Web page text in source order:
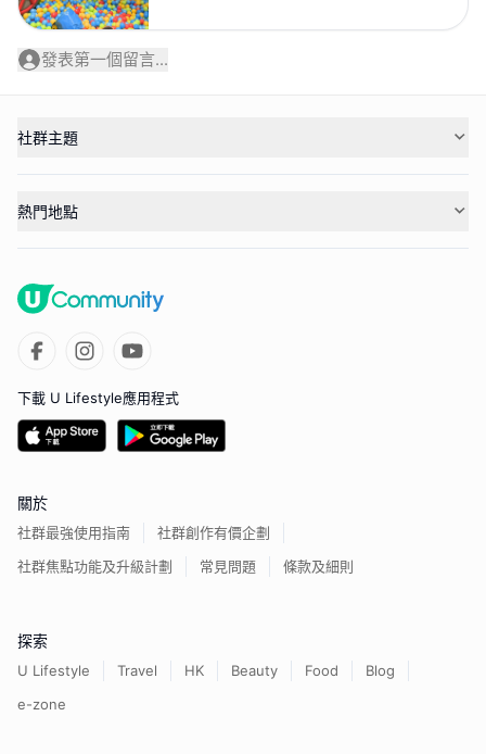
發表第一個留言...
社群主題
熱門地點
下載 U Lifestyle應用程式
關於
社群最強使用指南
社群創作有價企劃
社群焦點功能及升級計劃
常見問題 條款及細則
探索
U Lifestyle Travel HK Beauty Food
Blog
e-zone